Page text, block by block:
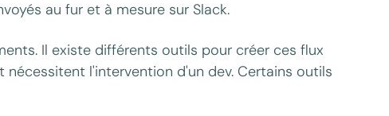
au fur et à mesure sur Slack.
Il existe différents outils pour créer ces flux
l'intervention d'un dev. Certains outils